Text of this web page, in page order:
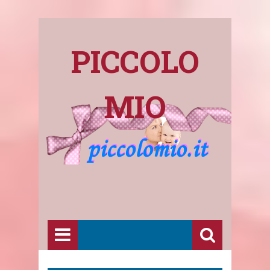
PICCOLO
MIO